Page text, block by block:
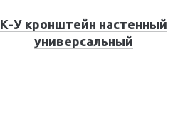
К-У кронштейн настенный
универсальный